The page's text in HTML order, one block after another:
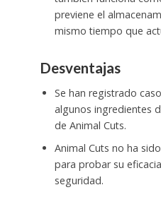
previene el
mismo tiempo que
Desventajas
Se han registrado
algunos ingredientes
de Animal Cuts.
Animal Cuts no ha
para probar su
seguridad.